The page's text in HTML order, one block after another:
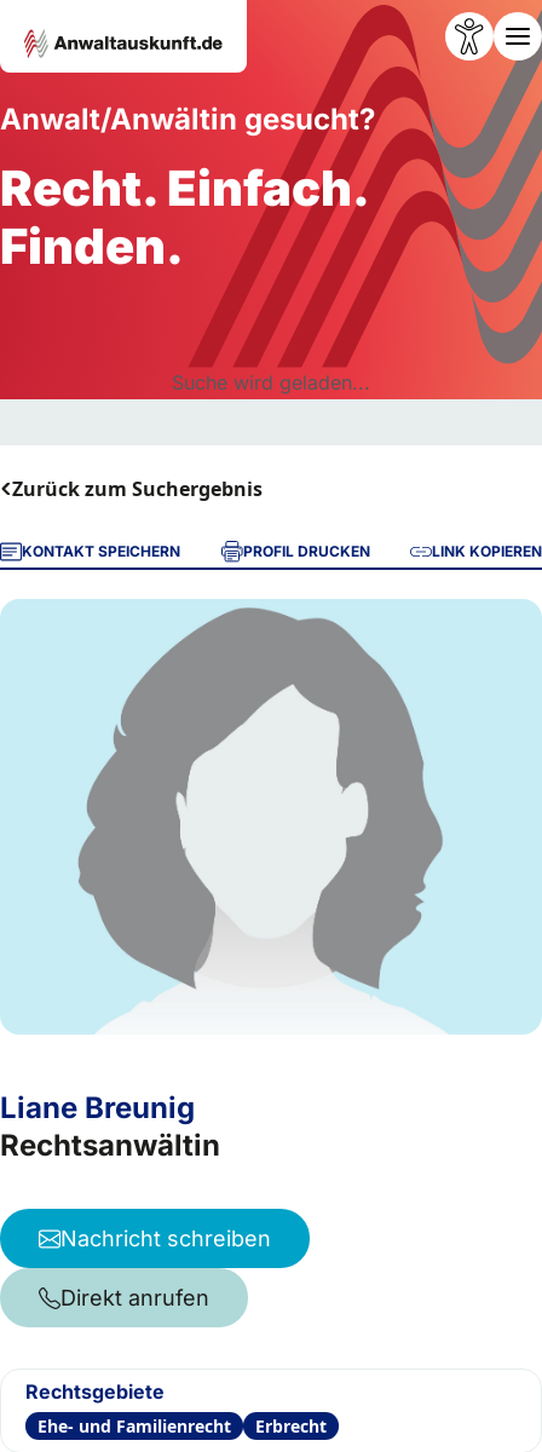
Anwalt/Anwältin gesucht?
Recht. Einfach.
Finden.
Suche wird geladen...
Zurück zum Suchergebnis
KONTAKT SPEICHERN PROFIL DRUCKEN LINK KOPIEREN
Liane Breunig
Rechtsanwältin
Nachricht schreiben
Direkt anrufen
Rechtsgebiete
Ehe- und Familienrecht Erbrecht